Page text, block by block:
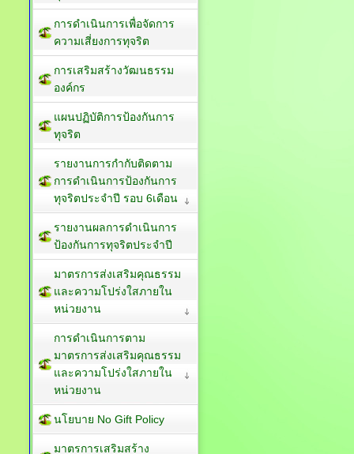
การดำเนินการเพื่อจัดการ
ความเสี่ยงการทุจริต
การเสริมสร้างวัฒนธรรม
องค์กร
แผนปฏิบัติการป้องกันการ
ทุจริต
รายงานการกำกับติดตาม
การดำเนินการป้องกันการ
ทุจริตประจำปี รอบ 6เดือน
รายงานผลการดำเนินการ
ป้องกันการทุจริตประจำปี
มาตรการส่งเสริมคุณธรรม
และความโปร่งใสภายใน
หน่วยงาน
การดำเนินการตาม
มาตรการส่งเสริมคุณธรรม
และความโปร่งใสภายใน
หน่วยงาน
นโยบาย No Gift Policy
มาตรการเสริมสร้าง